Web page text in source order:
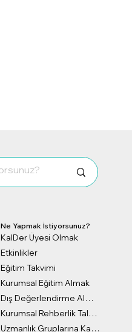
Ne Yapmak İstiyorsunuz?
KalDer Üyesi Olmak
Etkinlikler
Eğitim Takvimi
Kurumsal Eğitim Almak
Dış Değerlendirme Almak
Kurumsal Rehberlik Talep Formu
Uzmanlık Gruplarına Katılmak